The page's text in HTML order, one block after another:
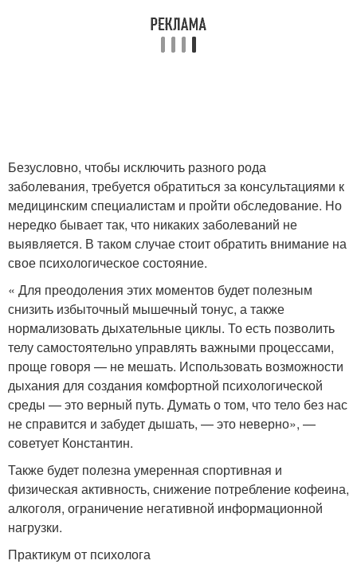
Безусловно, чтобы исключить разного рода
заболевания, требуется обратиться за консультациями к
медицинским специалистам и пройти обследование. Но
нередко бывает так, что никаких заболеваний не
выявляется. В таком случае стоит обратить внимание на
свое психологическое состояние.
« Для преодоления этих моментов будет полезным
снизить избыточный мышечный тонус, а также
нормализовать дыхательные циклы. То есть позволить
телу самостоятельно управлять важными процессами,
проще говоря — не мешать. Использовать возможности
дыхания для создания комфортной психологической
среды — это верный путь. Думать о том, что тело без нас
не справится и забудет дышать, — это неверно», —
советует Константин.
Также будет полезна умеренная спортивная и
физическая активность, снижение потребление кофеина,
алкоголя, ограничение негативной информационной
нагрузки.
Практикум от психолога